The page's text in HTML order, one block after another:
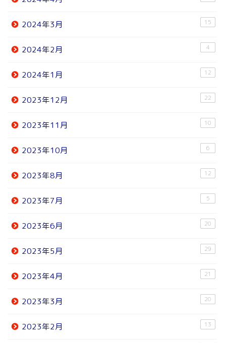
2024年3月 15
2024年2月 4
2024年1月 12
2023年12月 22
2023年11月 10
2023年10月 6
2023年8月 12
2023年7月 5
2023年6月 20
2023年5月 29
2023年4月 21
2023年3月 20
2023年2月 13